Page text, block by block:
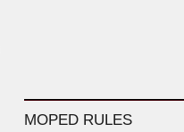
MOPED RULES